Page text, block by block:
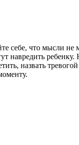
себе, что мысли не
навредить
назвать